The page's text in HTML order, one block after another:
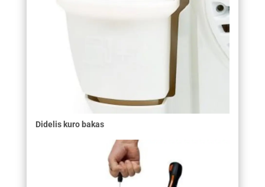
Didelis kuro bakas